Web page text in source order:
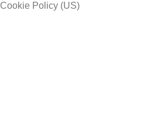
Cookie Policy (US)